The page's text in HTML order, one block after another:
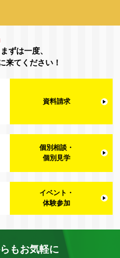
まずは一度、
来てください！
資料請求
個別相談・
個別見学
イベント・
体験参加
もお気軽に